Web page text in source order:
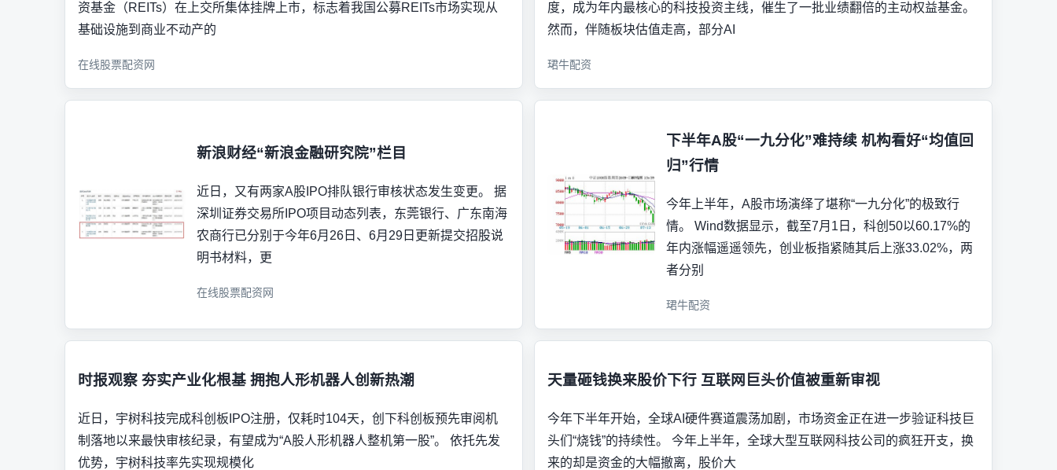
资基金（REITs）在上交所集体挂牌上市，标志着我国公募REITs市场实现从
基础设施到商业不动产的
在线股票配资网
度，成为年内最核心的科技投资主线，催生了一批业绩翻倍的主动权益基金。
然而，伴随板块估值走高，部分AI
珺牛配资
新浪财经“新浪金融研究院”栏目
近日，又有两家A股IPO排队银行审核状态发生变更。 据
深圳证券交易所IPO项目动态列表，东莞银行、广东南海
农商行已分别于今年6月26日、6月29日更新提交招股说
明书材料，更
在线股票配资网
下半年A股“一九分化”难持续 机构看好“均值回
归”行情
今年上半年，A股市场演绎了堪称“一九分化”的极致行
情。 Wind数据显示，截至7月1日，科创50以60.17%的
年内涨幅遥遥领先，创业板指紧随其后上涨33.02%，两
者分别
珺牛配资
时报观察 夯实产业化根基 拥抱人形机器人创新热潮
近日，宇树科技完成科创板IPO注册，仅耗时104天，创下科创板预先审阅机
制落地以来最快审核纪录，有望成为“A股人形机器人整机第一股”。 依托先发
优势，宇树科技率先实现规模化
天量砸钱换来股价下行 互联网巨头价值被重新审视
今年下半年开始，全球AI硬件赛道震荡加剧，市场资金正在进一步验证科技巨
头们“烧钱”的持续性。 今年上半年，全球大型互联网科技公司的疯狂开支，换
来的却是资金的大幅撤离，股价大